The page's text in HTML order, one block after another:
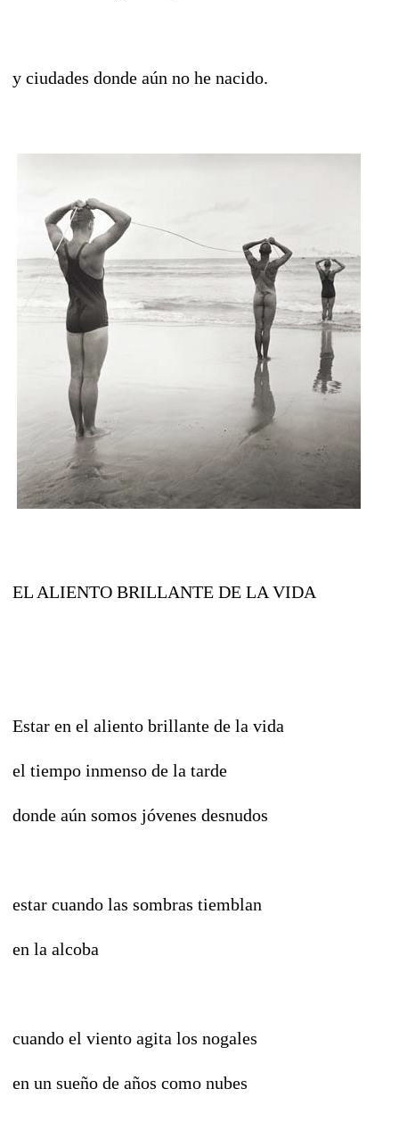
y ciudades donde aún no he nacido.
EL ALIENTO BRILLANTE DE LA VIDA
Estar en el aliento brillante de la vida
el tiempo inmenso de la tarde
donde aún somos jóvenes desnudos
estar cuando las sombras tiemblan
en la alcoba
cuando el viento agita los nogales
en un sueño de años como nubes